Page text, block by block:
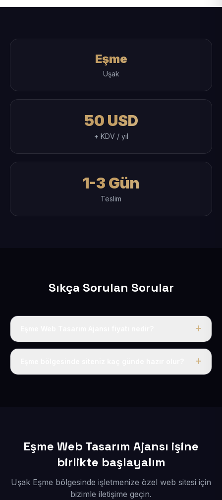
Eşme
Uşak
50 USD
+ KDV / yıl
1-3 Gün
Teslim
Sıkça Sorulan Sorular
Tek fiyat uygulanır: yıllık 50 USD + KDV. Bu bedele alan
Eşme Web Tasarım Ajansı işine
birlikte başlayalım
Uşak Eşme bölgesinde işletmenize özel web sitesi için
bizimle iletişime geçin.